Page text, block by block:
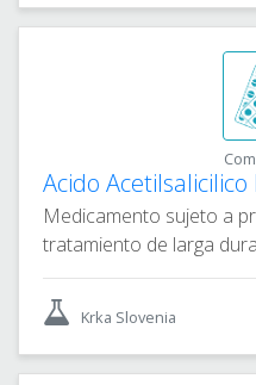
Acido Acetilsalicilico
Medicamento sujeto a
tratamiento de larga
Krka Slovenia